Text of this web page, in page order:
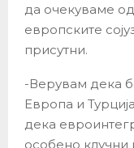
да очекуваме од
европските
присутни.
-Верувам дека
Европа и
дека
особено